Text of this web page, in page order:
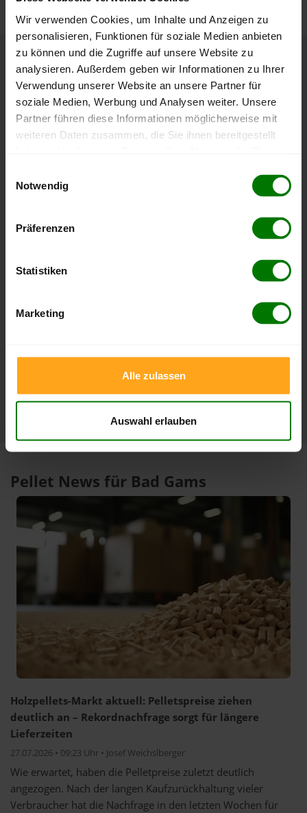
Wir verwenden Cookies, um Inhalte und Anzeigen zu
personalisieren, Funktionen für soziale Medien anbieten
zu können und die Zugriffe auf unsere Website zu
analysieren. Außerdem geben wir Informationen zu Ihrer
Verwendung unserer Website an unsere Partner für
soziale Medien, Werbung und Analysen weiter. Unsere
Partner führen diese Informationen möglicherweise mit
weiteren Daten zusammen, die Sie ihnen bereitgestellt
Notwendig
Präferenzen
Statistiken
Marketing
Alle zulassen
Auswahl erlauben
Höchst- und Tiefststände der
Pelletspreise in Bad Gams
Die Tabelle zeigt dieHöchst- und Tiefststände der
Zeitraum
Tiefststand
08.07.2026
379,00 €
1 Jahr 409,06 €
23.07.2026
301,15 €
Pellet News für Bad Gams
Holzpellets-Markt aktuell: Pelletspreise ziehen
deutlich an – Rekordnachfrage sorgt für längere
Lieferzeiten
27.07.2026 • 09:23 Uhr • Josef Weichslberger
Wie erwartet, haben die Pelletpreise zuletzt deutlich
angezogen. Nach der langen Kaufzurückhaltung vieler
Verbraucher hat die Nachfrage in den letzten Wochen für